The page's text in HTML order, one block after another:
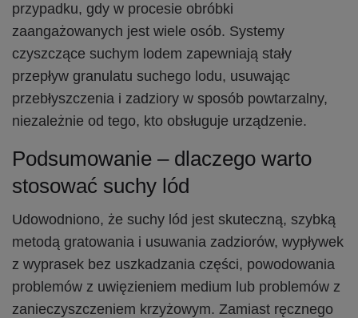
przypadku, gdy w procesie obróbki
zaangażowanych jest wiele osób. Systemy
czyszczące suchym lodem zapewniają stały
przepływ granulatu suchego lodu, usuwając
przebłyszczenia i zadziory w sposób powtarzalny,
niezależnie od tego, kto obsługuje urządzenie.
Podsumowanie – dlaczego warto
stosować suchy lód
Udowodniono, że suchy lód jest skuteczną, szybką
metodą gratowania i usuwania zadziorów, wypływek
z wyprasek bez uszkadzania części, powodowania
problemów z uwięzieniem medium lub problemów z
zanieczyszczeniem krzyżowym. Zamiast ręcznego